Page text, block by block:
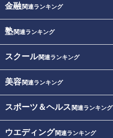
金融関連ランキング
塾関連ランキング
スクール関連ランキング
美容関連ランキング
スポーツ＆ヘルス 関連ランキング
ウエディング関連ランキング